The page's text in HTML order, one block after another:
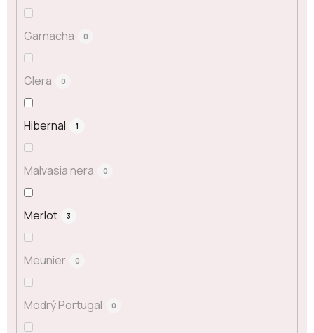
Garnacha 0
Glera 0
Hibernal 1
Malvasia nera 0
Merlot 3
Meunier 0
Modrý Portugal 0